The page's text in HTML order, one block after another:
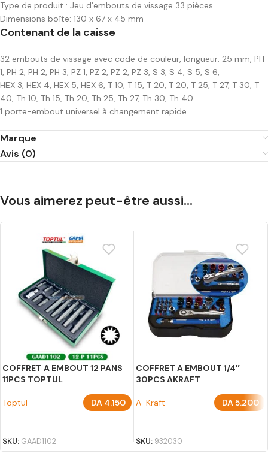
Type de produit : Jeu d’embouts de vissage 33 pièces
Dimensions boîte: 130 x 67 x 45 mm
Contenant de la caisse
32 embouts de vissage avec code de couleur, longueur: 25 mm, PH
1, PH 2, PH 2, PH 3, PZ 1, PZ 2, PZ 2, PZ 3, S 3, S 4, S 5, S 6,
HEX 3, HEX 4, HEX 5, HEX 6, T 10, T 15, T 20, T 20, T 25, T 27, T 30, T
40, Th 10, Th 15, Th 20, Th 25, Th 27, Th 30, Th 40
1 porte-embout universel à changement rapide.
Marque
Avis (0)
Vous aimerez peut-être aussi…
COFFRET A EMBOUT 12 PANS
11PCS TOPTUL
Toptul DA 4.150
SKU: GAAD1102
COFFRET A EMBOUT 1/4″
30PCS AKRAFT
A-Kraft DA5.200
SKU: 932030